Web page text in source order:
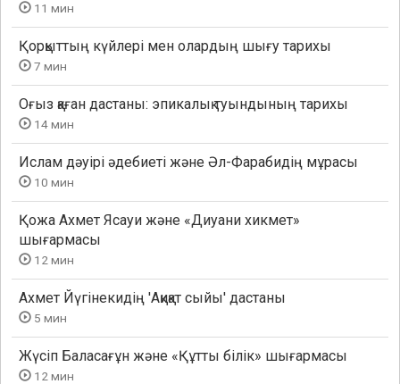
11 мин
Қорқыттың күйлері мен олардың шығу тарихы
7 мин
Оғыз қаған дастаны: эпикалық туындының тарихы
14 мин
Ислам дәуірі әдебиеті және Әл-Фарабидің мұрасы
10 мин
Қожа Ахмет Ясауи және «Диуани хикмет»
шығармасы
12 мин
Ахмет Йүгінекидің 'Ақиқат сыйы' дастаны
5 мин
Жүсіп Баласағұн және «Құтты білік» шығармасы
12 мин